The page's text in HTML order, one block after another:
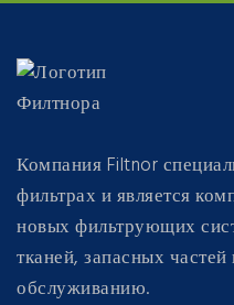
Компания Filtnor
фильтрах и является
новых фильтрующих
тканей, запасных
обслуживанию.